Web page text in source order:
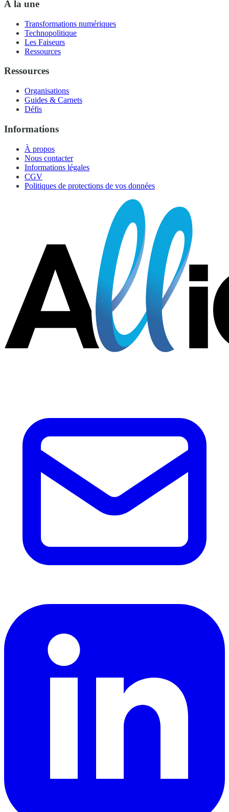
À la une
Transformations numériques
Technopolitique
Les Faiseurs
Ressources
Ressources
Organisations
Guides & Carnets
Défis
Informations
À propos
Nous contacter
Informations légales
CGV
Politiques de protections de vos données